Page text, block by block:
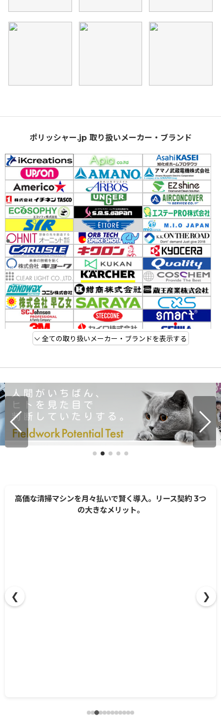
ポリッシャー.jp 取り扱いメーカー・ブランド
全ての取り扱いメーカー・ブランドを表示する
❮ ❯